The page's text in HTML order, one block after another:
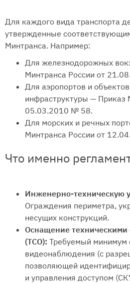
Для каждого вида транспорта
утвержденные
Минтранса. Например:
Для железнодорожных
Минтранса России от
Для аэропортов и
инфраструктуры — Приказ
05.03.2010 № 58.
Для морских и речных
Минтранса России от
Что именно
Инженерно-техническую
Ограждения периметра,
несущих конструкций.
Оснащение техническими
(ТСО): Требуемый минимум
видеонаблюдения (с
позволяющей
и управления доступом